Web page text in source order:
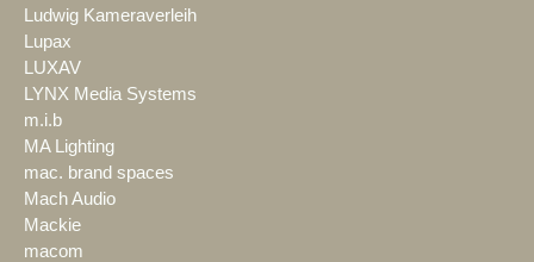
Ludwig Kameraverleih
Lupax
LUXAV
LYNX Media Systems
m.i.b
MA Lighting
mac. brand spaces
Mach Audio
Mackie
macom